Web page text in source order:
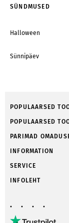
SÜNDMUSED
Halloween
Sünnipäev
POPULAARSED
POPULAARSED
PARIMAD
INFORMATION
SERVICE
INFOLEHT